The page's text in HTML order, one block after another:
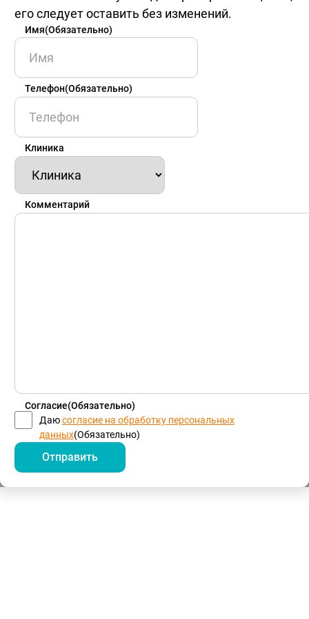
его следует оставить без изменений.
Имя(Обязательно)
Имя
Телефон(Обязательно)
Клиника
Комментарий
Согласие(Обязательно)
Даюсогласие на обработку персональных
данных(Обязательно)